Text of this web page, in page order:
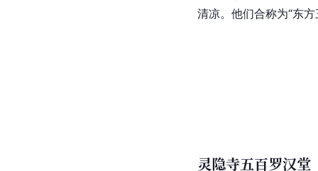
清凉。他们合称为“东
灵隐寺五百罗汉堂